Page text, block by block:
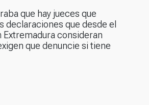
que hay jueces que
declaraciones que desde el
Extremadura consideran
que denuncie si tiene